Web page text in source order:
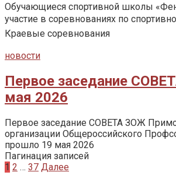
Обучающиеся спортивной школы
участие в соревнованиях по
Краевые соревнования
новости
Первое заседание
мая 2026
Первое заседание СОВЕТА ЗОЖ
организации Общероссийского
прошло 19 мая 2026
Пагинация записей
1 2 … 37 Далее